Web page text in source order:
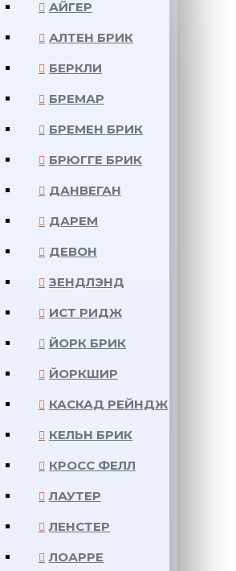
АЙГЕР
АЛТЕН БРИК
БЕРКЛИ
БРЕМАР
БРЕМЕН БРИК
БРЮГГЕ БРИК
ДАНВЕГАН
ДАРЕМ
ДЕВОН
ЗЕНДЛЭНД
ИСТ РИДЖ
ЙОРК БРИК
ЙОРКШИР
КАСКАД РЕЙНДЖ
КЕЛЬН БРИК
КРОСС ФЕЛЛ
ЛАУТЕР
ЛЕНСТЕР
ЛОАРРЕ